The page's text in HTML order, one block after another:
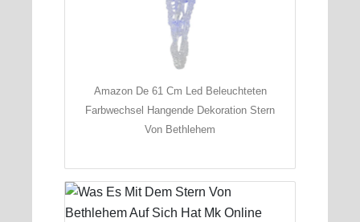
Amazon De 61 Cm Led Beleuchteten
Farbwechsel Hangende Dekoration Stern
Von Bethlehem